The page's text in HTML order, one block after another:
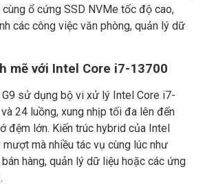
cùng ổ cứng SSD NVMe tốc độ cao,
các công việc văn phòng, quản lý dữ
mẽ với Intel Core i7-13700
sử dụng bộ vi xử lý Intel Core i7-
24 luồng, xung nhịp tối đa lên đến
đệm lớn. Kiến trúc hybrid của Intel
mà nhiều tác vụ cùng lúc như
hàng, quản lý dữ liệu hoặc các ứng